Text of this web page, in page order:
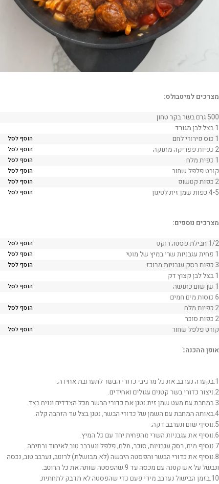
מצרכים למיטבולס:
500 גרם בשר בקר טחון
1 בצל לבן מגורד
1 כוס פירורי לחם
הוסף לסל
2 כפיות פפריקה מתוקה הוסף לסל
1 כפית מלח הוסף לסל
קורט פלפל שחור הוסף לסל
2 כפות קטשופ הוסף לסל
4-5 כפות שמן זית לטיגון הוסף לסל
מצרכים נוספים:
1/2 חבילת פסטה רוקט
הוסף לסל
1 פחית עגבניות שרי במיץ של מוטי הוסף לסל
3 כפות רסק עגבניות מרוכז הוסף לסל
1 בצל לבן קצוץ דק
1 שן שום כתושה
הוסף לסל
6 כוסות מים חמים
2 כפיות מלח
הוסף לסל
2 כפות סוכר
קורט פלפל שחור
הוסף לסל
אופן ההכנה:ֿ
1.בקערה נערבב את כל מרכיבי כדורי הבשר לתערובת אחידה.
2.ניצור כדורי בשר קטנים עגולים ואחידים.
3.במחבת עם מעט שמן זית נטגן את כדורי הבשר מכל הצדדים ונניח בצד.
4.באותה המחבת עם השמן של כדורי הבשר, נטגן בצל עד הזהבה קלה.
5.נוסיף שום ונערבב דקה.
6.נוסיף את עגבניות השרי מהפחית יחד עם כל המיץ.
7.נוסיף מים, רסק עגבניות, סוכר, מלח, פלפל ונערבב טוב לאיחוד ורתיחה.
8.נוסיף את כדורי הבשר והפסטה היבשה (לא מבושלת) לרוטב, נערבב טוב, נכסה
ונבשל על אש קטנה עם מכסה עד 9.שהפסטה שותה את כל הרוטב.
10.בזמן הבישול נערבב מידי פעם כדי שהפסטה לא תדבק לתחתית.